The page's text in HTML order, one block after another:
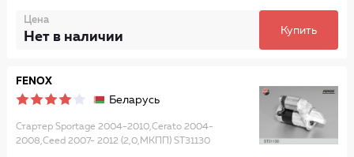
Цена
Нет в наличии Купить
FENOX
Беларусь
Стартер Sportage 2004-2010,Cerato 2004-
2008,Ceed 2007- 2012 (2,0,МКПП) ST31130